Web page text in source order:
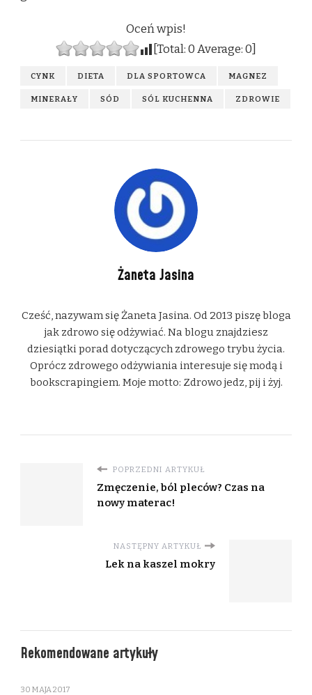
Oceń wpis!
[Total:0Average:0
CYNK DIETA DLA SPORTOWCA MAGNEZ
MINERAŁY SÓD SÓL KUCHENNA ZDROWIE
Żaneta Jasina
Cześć, nazywam się Żaneta Jasina. Od 2013 piszę bloga
jak zdrowo się odżywiać. Na blogu znajdziesz
dziesiątki porad dotyczących zdrowego trybu życia.
Oprócz zdrowego odżywiania interesuje się modą i
bookscrapingiem. Moje motto: Zdrowo jedz, pij i żyj.
POPRZEDNI ARTYKUŁ
Zmęczenie, ból pleców? Czas na
nowy materac!
NASTĘPNY ARTYKUŁ
Lek na kaszel mokry
Rekomendowane artykuły
30 MAJA 2017